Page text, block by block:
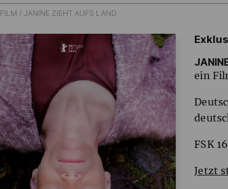
FILM / JANINE ZIEHT AUFS LAND
ein
FSK16
Jetzt